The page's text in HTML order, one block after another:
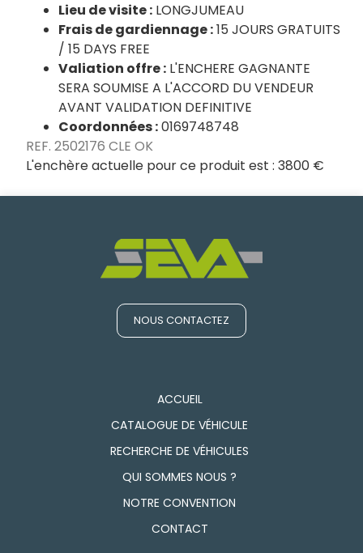
Lieu de visite : LONGJUMEAU
Frais de gardiennage :15 JOURS GRATUITS
/ 15 DAYS FREE
Valiation offre : L'ENCHERE GAGNANTE
SERA SOUMISE A L'ACCORD DU VENDEUR
AVANT VALIDATION DEFINITIVE
Coordonnées :0169748748
REF. 2502176 CLE OK
L'enchère actuelle pour ce produit est :3800 €
NOUS CONTACTEZ
ACCUEIL
CATALOGUE DE VÉHICULE
RECHERCHE DE VÉHICULES
QUI SOMMES NOUS ?
NOTRE CONVENTION
CONTACT